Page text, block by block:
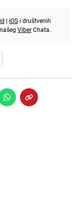
| iOS i društvenih
ViberChata.